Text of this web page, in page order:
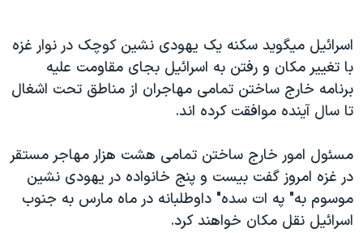
به
جستجو
گزیده‌ها
ویژه برنامه‌ها
ویدیوها
حقوق شهروندی
علم و فناوری
عملیات خشم حماسی
۲۵۰سالگی آمریکا
بایگانی برنامه‌های تلویزیونی
انتخابات ریاست جمهوری آمریکا ۲۰۲۴
حمله جمهوری اسلامی به اسرائیل
رمز مهسا
پخش رادیویی
یادگیری زبان انگلیسی
اسرائيل ميگويد سکنه يک يهودی نشين کوچک در نوار غزه
با تغيير مکان و رفتن به اسرائيل بجای مقاومت عليه
برنامه خارج ساختن تمامی مهاجران از مناطق تحت اشغال
تا سال آينده موافقت کرده اند.
مسئول امور خارج ساختن تمامی هشت هزار مهاجر مستقر
در غزه امروز گفت بيست و پنج خانواده در يهودی نشين
موسوم به" په ات سده" داوطلبانه در ماه مارس به جنوب
اسرائيل نقل مکان خواهند کرد.